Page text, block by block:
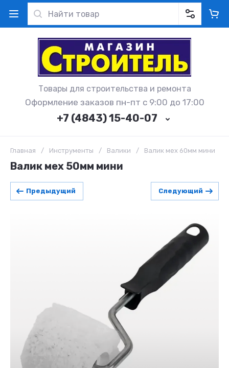
Товары для строительства и ремонта
Оформление заказов пн-пт с 9:00 до 17:00
+7 (4843) 15-40-07
Главная / Инструменты / Валики / Валик мех 60мм мини
Валик мех 50мм мини
Предыдущий Следующий